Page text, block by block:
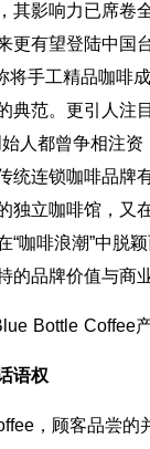
其影响力已席卷
更有望登陆中国
将手工精品咖啡
典范。更引人注
人都曾争相注资
统连锁咖啡品牌
独立咖啡馆，又
“咖啡浪潮”中脱
的品牌价值与商
语权
，顾客品尝的